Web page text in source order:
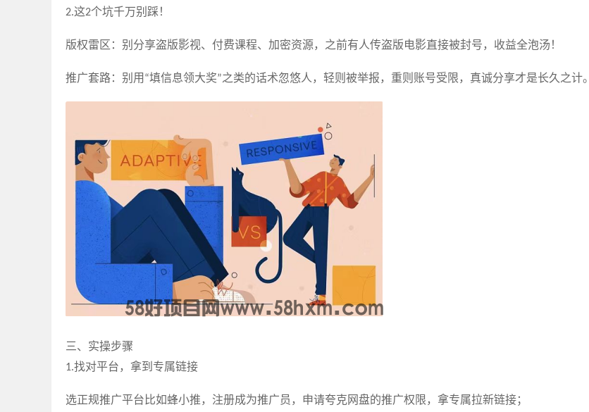
2.这2个坑千万别踩！
版权雷区：别分享盗版影视、付费课程、加密资源，之前有人传盗版电影直接被封号，收益全泡汤！
推广套路：别用 “填信息领大奖”之类的话术忽悠人，轻则被举报，重则账号受限，真诚分享才是长久之计。
三、实操步骤
1.找对平台，拿到专属链接
选正规推广平台比如蜂小推，注册成为推广员，申请夸克网盘的推广权限，拿专属拉新链接；